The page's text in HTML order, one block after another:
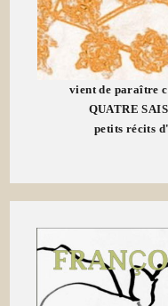
vient de paraître
QUATRE
petits récits